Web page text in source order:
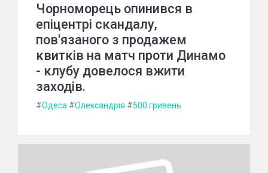
Чорноморець опинився в
епіцентрі скандалу,
пов'язаного з продажем
квитків на матч проти Динамо
- клубу довелося вжити
заходів.
#Одеса #Олександрія #500 гривень